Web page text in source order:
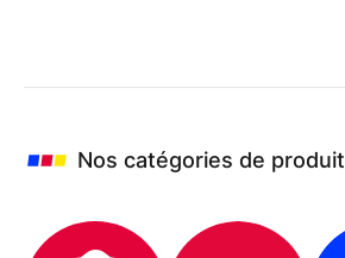
Nos catégories de produit